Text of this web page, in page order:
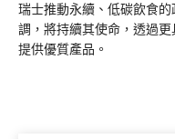
瑞士推動永續、低碳飲食
調，將持續其使命，透過
提供優質產品。